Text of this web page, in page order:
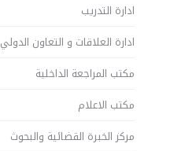
ادارة التدريب
ادارة العلاقات و التعاون الدولي
مكتب المراجعة الداخلية
مكتب الاعلام
مركز الخبرة القضائية والبحوث